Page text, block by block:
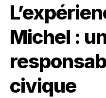
Michel :
civique